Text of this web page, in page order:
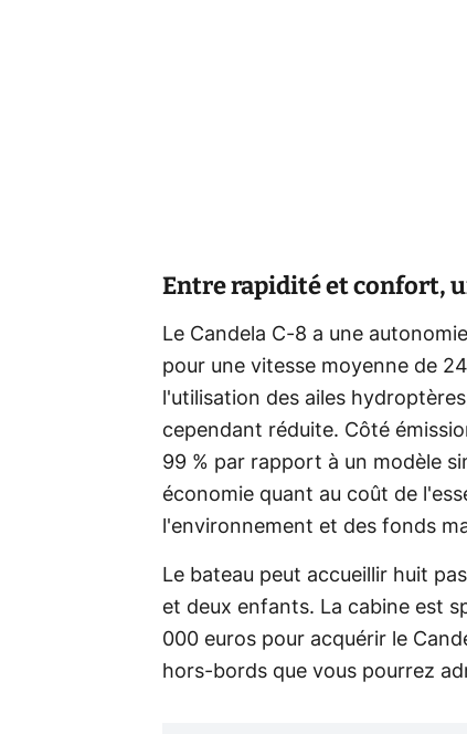
Entre rapidité et confort,
Le Candela C-8 a une
pour une vitesse moyenne de
l'utilisation des ailes
cependant réduite. Côté
99 % par rapport à un modèle
économie quant au coût de
l'environnement et des fonds
Le bateau peut accueillir huit
et deux enfants. La cabine est
000 euros pour acquérir le
hors-bords que vous pourrez